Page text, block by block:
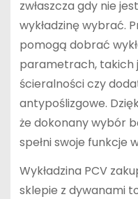
zwłaszcza gdy nie
wykładzinę wybrać.
pomogą dobrać
parametrach, takich
ścieralności czy
antypoślizgowe.
że dokonany wybór
spełni swoje funkcje
Wykładzina PCV
sklepie z dywanami